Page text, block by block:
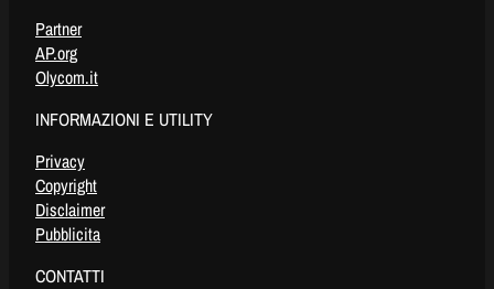
Partner
AP.org
Olycom.it
INFORMAZIONI E UTILITY
Privacy
Copyright
Disclaimer
Pubblicita
CONTATTI